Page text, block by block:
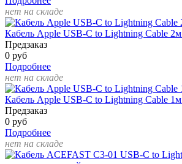
нет на складе
Кабель Apple USB-C to Lightning Cable 2м
Предзаказ
0 руб
Подробнее
нет на складе
Кабель Apple USB-C to Lightning Cable 1м
Предзаказ
0 руб
Подробнее
нет на складе